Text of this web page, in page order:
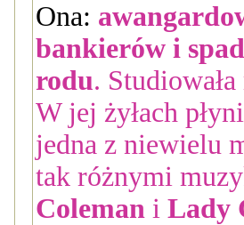
Ona:
bankierów i
rodu.
W jej żyłach
jedna z niewielu
tak różnymi
Coleman i Lady